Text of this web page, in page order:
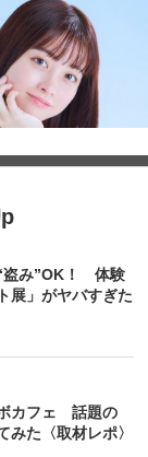
盗み”OK！ 体験
展」がヤバすぎた
ボカフェ 話題の
みた〈取材レポ〉